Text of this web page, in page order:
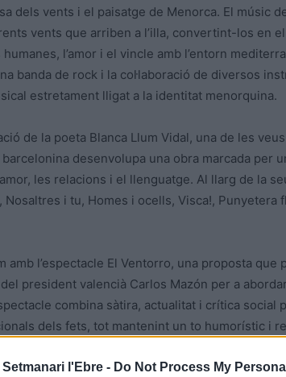
Setmanari l'Ebre - Do Not Process My
dels vents i el paisatge de Menorca. El músic
vents que arriben a l’illa, convertint-los en el
l’amor i el vincle amb l’entorn
banda de rock i la col·laboració de diversos
estretament lligat a la identitat menorquina.
de la poeta Blanca Llum Vidal, una de les
desenvolupa una obra marcada per
les relacions i el llenguatge. Al llarg de la
i tu, Homes i ocells, Visca!, Punyetera
amb l’espectacle El Ventorro, una proposta que
president valencià Carlos Mazón per a
combina sàtira, actualitat i crítica social
dels fets, tot mantenint un to humorístic i
amb la participació de la Cia. l’Anònima, que